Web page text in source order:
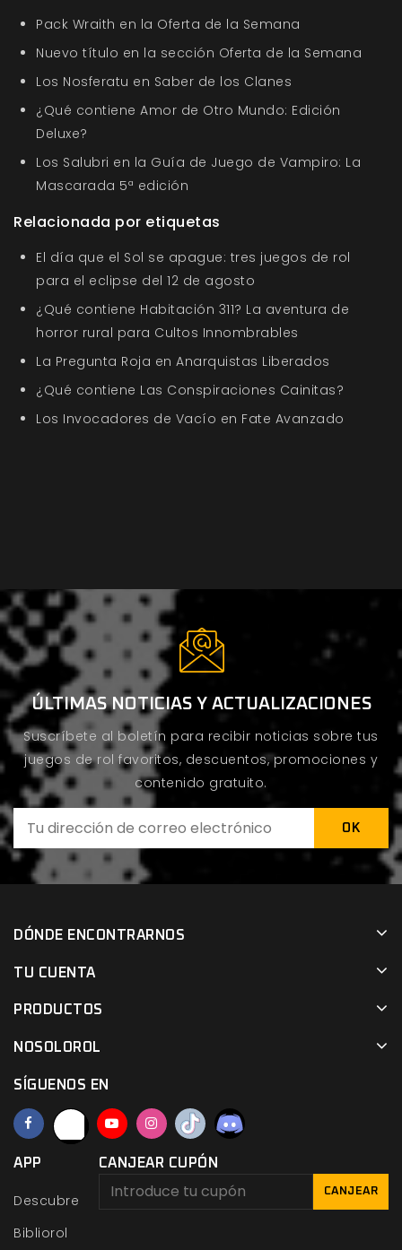
Pack Wraith en la Oferta de la Semana
Nuevo título en la sección Oferta de la Semana
Los Nosferatu en Saber de los Clanes
¿Qué contiene Amor de Otro Mundo: Edición
Deluxe?
Los Salubri en la Guía de Juego de Vampiro: La
Mascarada 5ª edición
Relacionada por etiquetas
El día que el Sol se apague: tres juegos de rol
para el eclipse del 12 de agosto
¿Qué contiene Habitación 311? La aventura de
horror rural para Cultos Innombrables
La Pregunta Roja en Anarquistas Liberados
¿Qué contiene Las Conspiraciones Cainitas?
Los Invocadores de Vacío en Fate Avanzado
ÚLTIMAS NOTICIAS Y ACTUALIZACIONES
Suscríbete al boletín para recibir noticias sobre tus
juegos de rol favoritos, descuentos, promociones y
contenido gratuito.
DÓNDE ENCONTRARNOS
TU CUENTA
PRODUCTOS
NOSOLOROL
SÍGUENOS EN
APP
Descubre
Bibliorol
CANJEAR CUPÓN
CANJEAR